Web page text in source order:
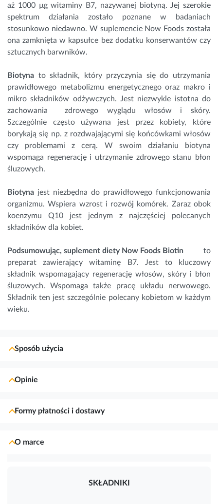
aż 1000 µg witaminy B7, nazywanej biotyną. Jej szerokie
spektrum działania zostało poznane w badaniach
stosunkowo niedawno. W suplemencie Now Foods została
ona zamknięta w kapsułce bez dodatku konserwantów czy
sztucznych barwników.
Biotyna to składnik, który przyczynia się do utrzymania
prawidłowego metabolizmu energetycznego oraz makro i
mikro składników odżywczych. Jest niezwykle istotna do
zachowania zdrowego wyglądu włosów i skóry.
Szczególnie często używana jest przez kobiety, które
borykają się np. z rozdwajającymi się końcówkami włosów
czy problemami z cerą. W swoim działaniu biotyna
wspomaga regenerację i utrzymanie zdrowego stanu błon
śluzowych.
Biotyna jest niezbędna do prawidłowego funkcjonowania
organizmu. Wspiera wzrost i rozwój komórek. Zaraz obok
koenzymu Q10 jest jednym z najczęściej polecanych
składników dla kobiet.
Podsumowując, suplement diety Now Foods Biotin to
preparat zawierający witaminę B7. Jest to kluczowy
składnik wspomagający regenerację włosów, skóry i błon
śluzowych. Wspomaga także pracę układu nerwowego.
Składnik ten jest szczególnie polecany kobietom w każdym
wieku.
Sposób użycia
Opinie
Formy płatności i dostawy
O marce
SKŁADNIKI